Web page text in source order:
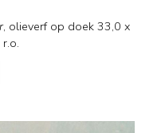
, olieverf op doek 33,0 x